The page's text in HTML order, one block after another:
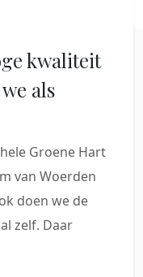
kwaliteit
als
Groene Hart
van Woerden
doen we de
zelf. Daar